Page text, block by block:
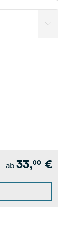
ab 33,00 €